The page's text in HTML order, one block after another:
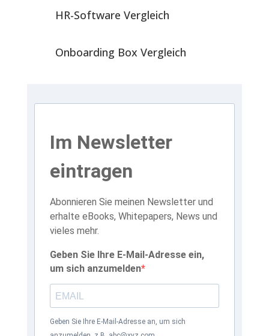
HR-Software Vergleich
Onboarding Box Vergleich
Im Newsletter
eintragen
Abonnieren Sie meinen Newsletter und
erhalte eBooks, Whitepapers, News und
vieles mehr.
Geben Sie Ihre E-Mail-Adresse ein,
um sich anzumelden
Geben Sie Ihre E-Mail-Adresse an, um sich